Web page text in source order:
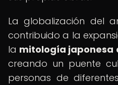
La globalización del
contribuido a la
la mitología japonesa
creando un puente
personas de